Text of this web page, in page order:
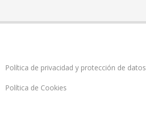
Política de privacidad y protección de datos
Política de Cookies